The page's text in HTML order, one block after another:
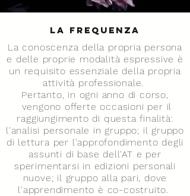
La frequenza
La conoscenza della propria persona
e delle proprie modalità espressive è
un requisito essenziale della propria
attività professionale.
Pertanto, in ogni anno di corso,
vengono offerte occasioni per il
raggiungimento di questa finalità:
l'analisi personale in gruppo; il gruppo
di lettura per l'approfondimento degli
assunti di base dell'AT e per
sperimentarsi in edizioni personali
nuove; il gruppo alla pari, dove
l'apprendimento è co-costruito.